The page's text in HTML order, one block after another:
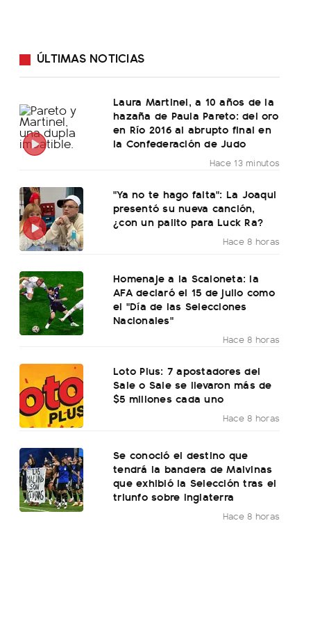
ÚLTIMAS NOTICIAS
Laura Martinel, a 10 años de la
hazaña de Paula Pareto: del oro
en Río 2016 al abrupto final en
la Confederación de Judo
Hace 13 minutos
"Ya no te hago falta": La Joaqui
presentó su nueva canción,
¿con un palito para Luck Ra?
Hace 8 horas
Homenaje a la Scaloneta: la
AFA declaró el 15 de julio como
el "Día de las Selecciones
Nacionales"
Hace 8 horas
Loto Plus: 7 apostadores del
Sale o Sale se llevaron más de
$5 millones cada uno
Hace 8 horas
Se conoció el destino que
tendrá la bandera de Malvinas
que exhibió la Selección tras el
triunfo sobre Inglaterra
Hace 8 horas